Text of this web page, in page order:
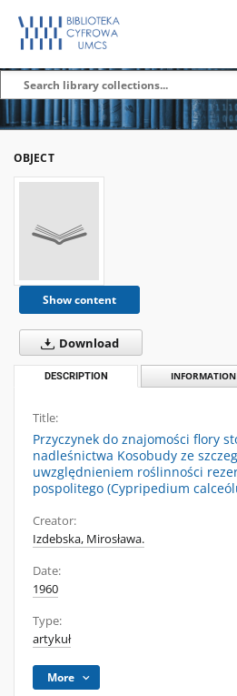
OBJECT
Show content
Download
DESCRIPTION INFORMATION
Title:
Przyczynek do znajomości flory
nadleśnictwa Kosobudy ze
uwzględnieniem roślinności
pospolitego (Cypripedium
Creator:
Izdebska, Mirosława.
Date:
1960
Type:
artykuł
More